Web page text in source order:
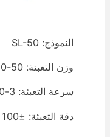
النموذج: SL-50
وزن التعبئة: 50-50 كجم
سرعة التعبئة: 3-10 كيس/دقيقة
دقة التعبئة: ±100 جرام